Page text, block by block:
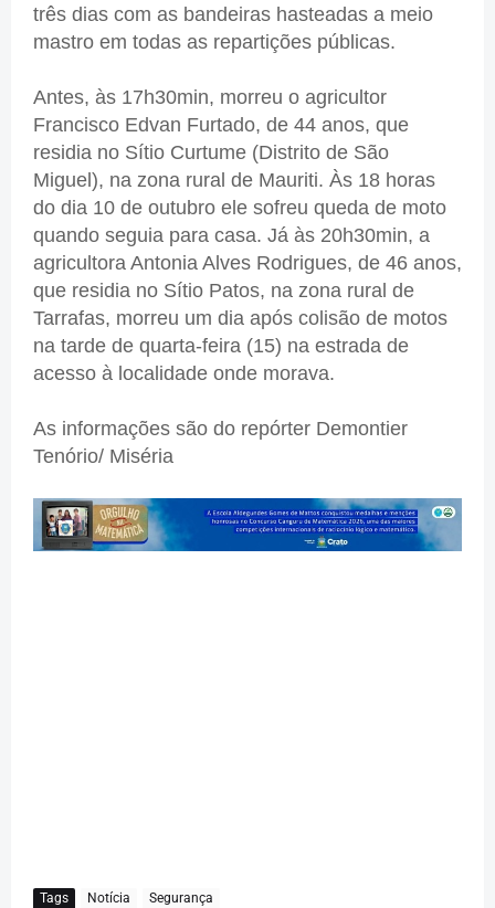
três dias com as bandeiras hasteadas a meio
mastro em todas as repartições públicas.
Antes, às 17h30min, morreu o agricultor
Francisco Edvan Furtado, de 44 anos, que
residia no Sítio Curtume (Distrito de São
Miguel), na zona rural de Mauriti. Às 18 horas
do dia 10 de outubro ele sofreu queda de moto
quando seguia para casa. Já às 20h30min, a
agricultora Antonia Alves Rodrigues, de 46 anos,
que residia no Sítio Patos, na zona rural de
Tarrafas, morreu um dia após colisão de motos
na tarde de quarta-feira (15) na estrada de
acesso à localidade onde morava.
As informações são do repórter Demontier
Tenório/ Miséria
Tags Notícia Segurança